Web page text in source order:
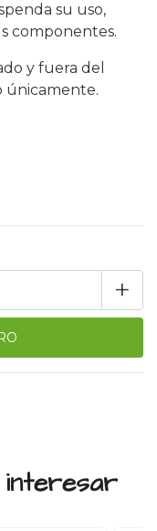
su uso,
componentes.
y fuera del
únicamente.
+
interesar